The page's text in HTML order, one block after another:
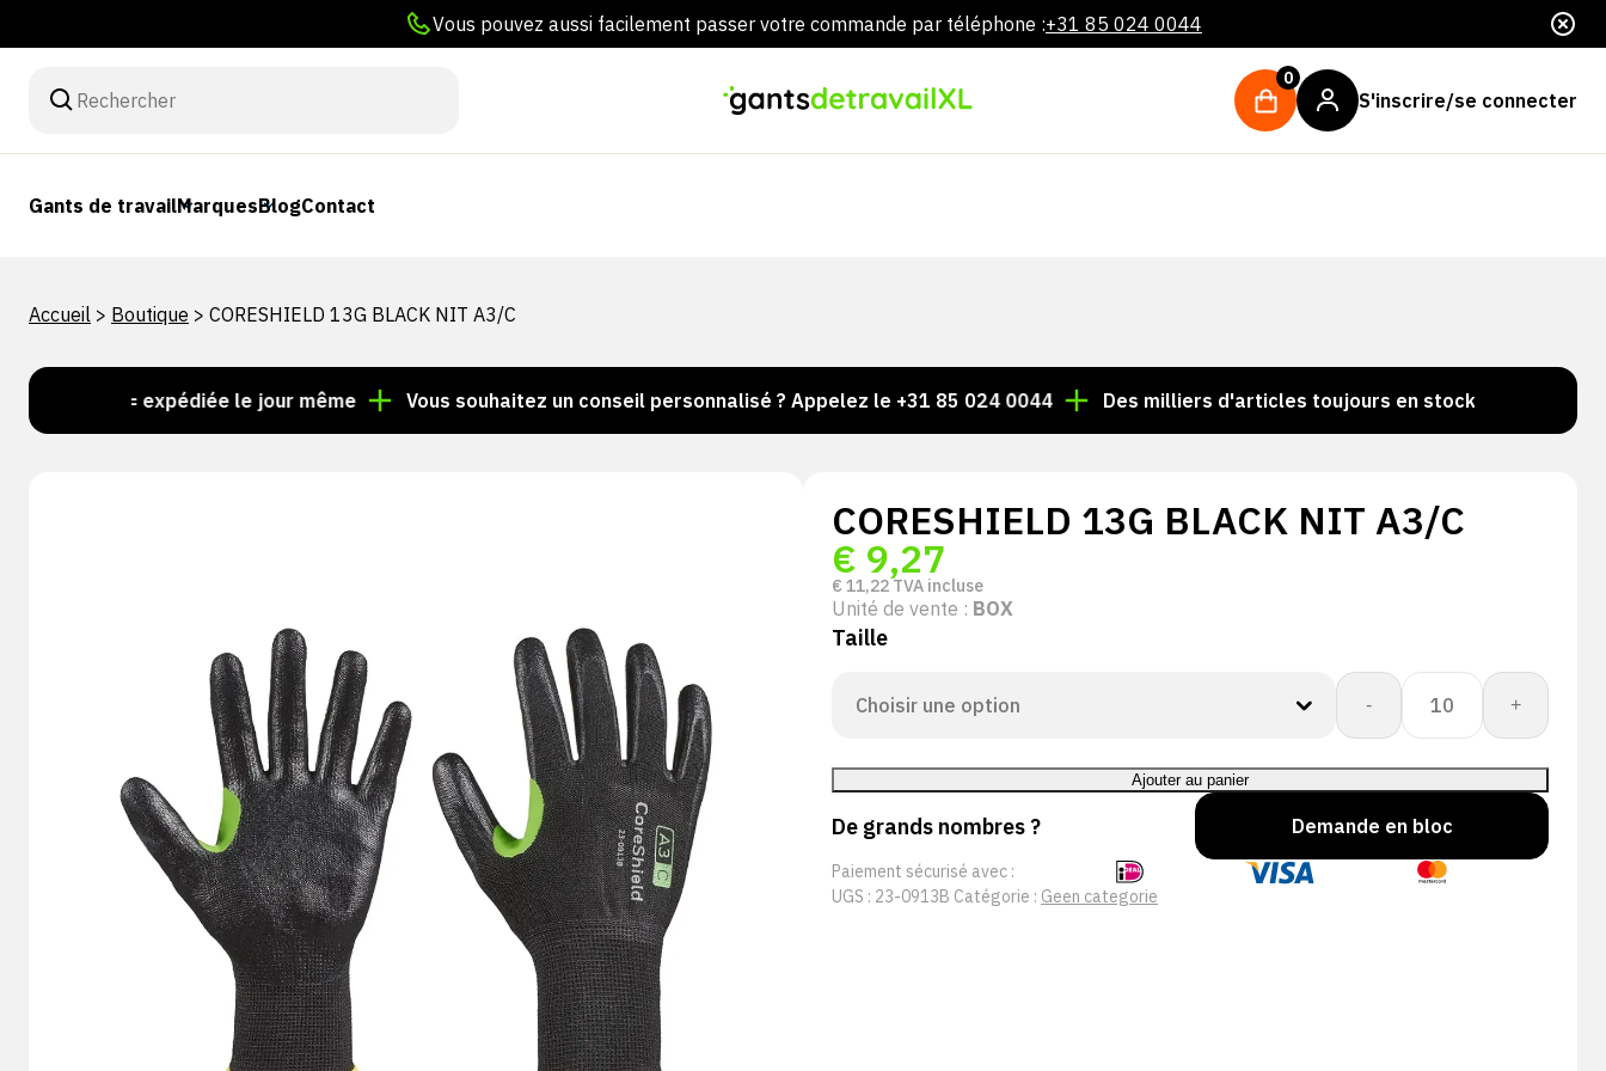
Vous pouvez aussi facilement passer votre commande par téléphone :+31 85 024 0044
0
S'inscrire/se connecter
Gants de travailMarquesBlogContact
Accueil > Boutique > CORESHIELD 13G BLACK NIT A3/C
15 h = expédiée le jour même Vous souhaitez un conseil personnalisé ? Appelez le +31 85 024 0044 Des milliers d'articles toujours en stock ! Commande
CORESHIELD 13G BLACK NIT A3/C
€ 9,27
€ 11,22TVA incluse
Unité de vente : BOX
Taille
-
quantité
CORESHIELD
13G
BLACK
NIT
A3/C
+
Ajouter au panier
De grands nombres ? Demande en bloc
Paiement sécurisé avec :
UGS : 23-0913B Catégorie : Geen categorie